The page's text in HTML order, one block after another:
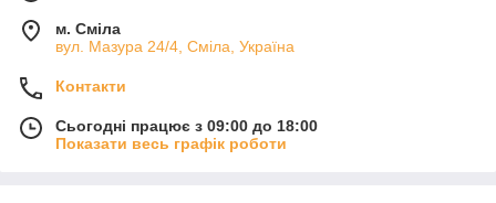
м. Сміла
вул. Мазура 24/4, Сміла, Україна
Контакти
Сьогодні працює з 09:00 до 18:00
Показати весь графік роботи